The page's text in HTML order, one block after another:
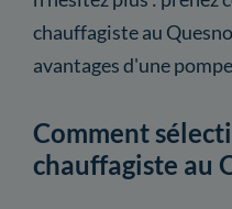
chauffagiste au
avantages d'une
Comment
chauffagiste au